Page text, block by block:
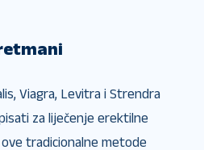
Viagra, Levitra i Strendra
za liječenje erektilne
tradicionalne metode